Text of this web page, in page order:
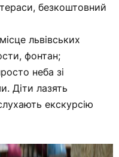
безкоштовний
львівських
фонтан;
неба зі
Діти лазять
екскурсію